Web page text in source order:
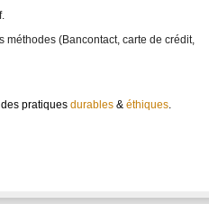
méthodes (Bancontact, carte de crédit,
pratiques durables & éthiques.